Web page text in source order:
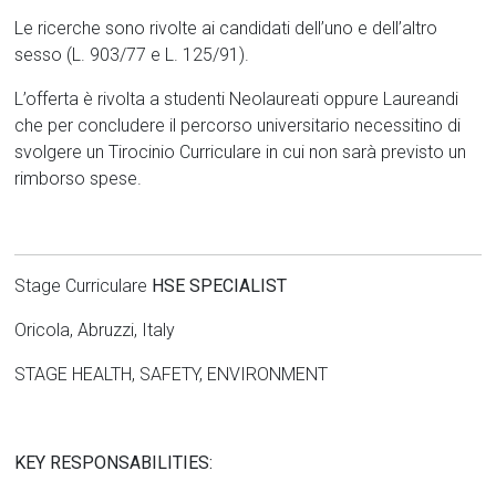
Le ricerche sono rivolte ai candidati dell’uno e dell’altro
sesso (L. 903/77 e L. 125/91).
L’offerta è rivolta a studenti Neolaureati oppure Laureandi
che per concludere il percorso universitario necessitino di
svolgere un Tirocinio Curriculare in cui non sarà previsto un
rimborso spese.
Stage Curriculare HSE SPECIALIST
Oricola, Abruzzi, Italy
STAGE HEALTH, SAFETY, ENVIRONMENT
KEY RESPONSABILITIES: